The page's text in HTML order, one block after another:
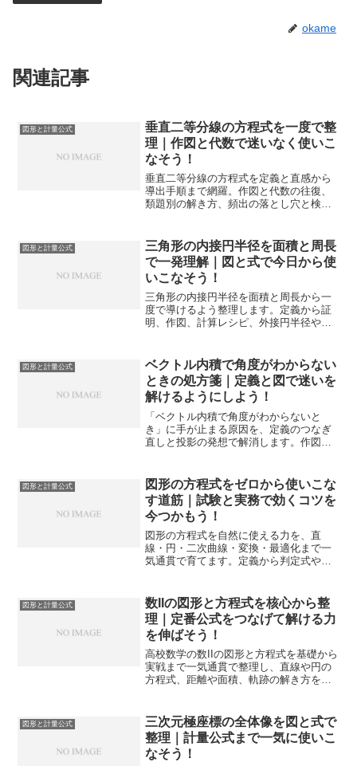
okame
関連記事
図形と計量公式
垂直二等分線の方程式を一度で整
理｜作図と代数で迷いなく使いこ
なそう！
垂直二等分線の方程式を定義と直感から
導出手順まで網羅。作図と代数の往復、
類題別の解き方、頻出の落とし穴と検算
図形と計量公式
三角形の内接円半径を面積と周長
で一発理解｜図と式で今日から使
いこなそう！
三角形の内接円半径を面積と周長から一
度で導けるよう整理します。定義から証
明、作図、計算レシピ、外接円半径や傍
図形と計量公式
ベクトル内積で角度がわからない
ときの処方箋｜定義と図で迷いを
解けるようにしよう！
「ベクトル内積で角度がわからないと
き」に手が止まる原因を、定義のつなぎ
直しと投影の発想で解消します。作図と
図形と計量公式
図形の方程式をゼロから使いこな
す道筋｜試験と実務で効くコツを
今つかもう！
図形の方程式を自然に使える力を、直
線・円・二次曲線・変換・最適化まで一
気通貫で育てます。定義から判定式や行
図形と計量公式
数IIの図形と方程式を核心から整
理｜定番公式をつなげて解ける力
を伸ばそう！
高校数学の数IIの図形と方程式を基礎から
実戦まで一気通貫で整理し、直線や円の
方程式、距離や面積、軌跡の解き方を手
し、条件処理や検算のコツまで段階的に
身につく構成です。独学でも迷いを減ら
し、時間短縮とミス削減を両立します。
図形と計量公式
三次元極座標の全体像を図と式で
整理｜計量公式まで一気に使いこ
なそう！